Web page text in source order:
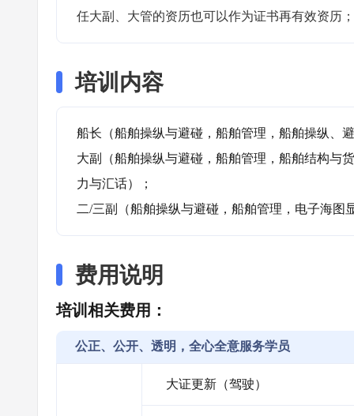
任大副、大管的资历也可以作为证书再有效资历；
培训内容
船长（船舶操纵与避碰，船舶管理，船舶操纵、
大副（船舶操纵与避碰，船舶管理，船舶结构与
力与汇话）；
二/三副（船舶操纵与避碰，船舶管理，电子海
费用说明
培训相关费用：
公正、公开、透明，全心全意服务学员
大证更新（驾驶）